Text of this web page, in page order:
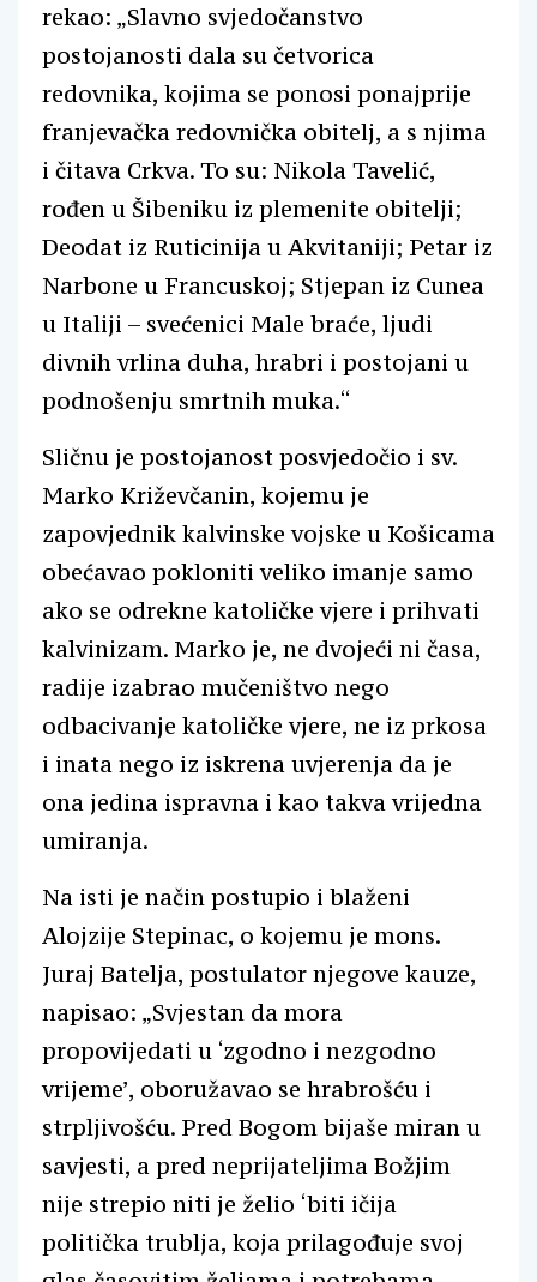
rekao: „Slavno svjedočanstvo
postojanosti dala su četvorica
redovnika, kojima se ponosi ponajprije
franjevačka redovnička obitelj, a s njima
i čitava Crkva. To su: Nikola Tavelić,
rođen u Šibeniku iz plemenite obitelji;
Deodat iz Ruticinija u Akvitaniji; Petar iz
Narbone u Francuskoj; Stjepan iz Cunea
u Italiji – svećenici Male braće, ljudi
divnih vrlina duha, hrabri i postojani u
podnošenju smrtnih muka.“
Sličnu je postojanost posvjedočio i sv.
Marko Križevčanin, kojemu je
zapovjednik kalvinske vojske u Košicama
obećavao pokloniti veliko imanje samo
ako se odrekne katoličke vjere i prihvati
kalvinizam. Marko je, ne dvojeći ni časa,
radije izabrao mučeništvo nego
odbacivanje katoličke vjere, ne iz prkosa
i inata nego iz iskrena uvjerenja da je
ona jedina ispravna i kao takva vrijedna
umiranja.
Na isti je način postupio i blaženi
Alojzije Stepinac, o kojemu je mons.
Juraj Batelja, postulator njegove kauze,
napisao: „Svjestan da mora
propovijedati u ‘zgodno i nezgodno
vrijeme’, oboružavao se hrabrošću i
strpljivošću. Pred Bogom bijaše miran u
savjesti, a pred neprijateljima Božjim
nije strepio niti je želio ‘biti ičija
politička trublja, koja prilagođuje svoj